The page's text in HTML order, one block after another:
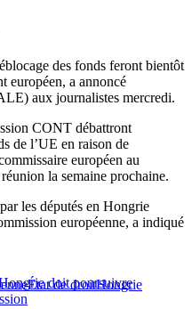
des fonds feront bientôt
européen, a annoncé
aux journalistes mercredi.
CONT débattront
de l’UE en raison de
européen au
la semaine prochaine.
les députés en Hongrie
européenne, a indiqué
doit poursuivre
État de droitHongrie